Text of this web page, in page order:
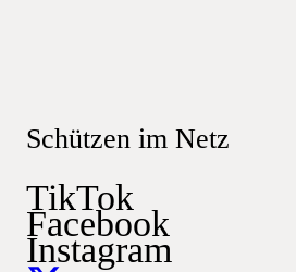
Schützen im Netz
TikTok
Facebook
Instagram